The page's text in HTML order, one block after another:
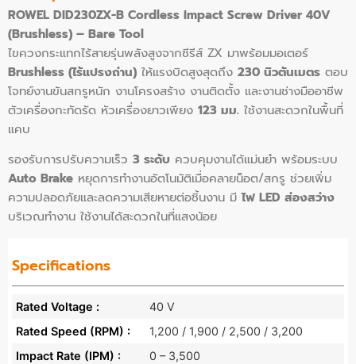
ROWEL DID230ZX-B Cordless Impact Screw Driver 40V
(Brushless) – Bare Tool
ไขควงกระแทกไร้สายรุ่นพลังสูงจากซีรีส์ ZX มาพร้อมมอเตอร์
Brushless (ไร้แปรงถ่าน) ให้แรงบิดสูงสุดถึง 230 นิวตันเมตร ตอบ
โจทย์งานขันสกรูหนัก งานโครงสร้าง งานติดตั้ง และงานช่างมืออาชีพ
ตัวเครื่องกะทัดรัด หัวเครื่องยาวเพียง 123 มม. ใช้งานสะดวกในพื้นที่
แคบ
รองรับการปรับความเร็ว 3 ระดับ ควบคุมงานได้แม่นยำ พร้อมระบบ
Auto Brake หยุดการทำงานอัตโนมัติเมื่อคลายน็อต/สกรู ช่วยเพิ่ม
ความปลอดภัยและลดความเสียหายต่อชิ้นงาน มีไฟ LED ส่องสว่าง
บริเวณทำงาน ใช้งานได้สะดวกในที่แสงน้อย
Specifications
Rated Voltage :
40 V
Rated Speed (RPM) :
1,200 / 1,900 / 2,500 / 3,200
Impact Rate (IPM) :
0 – 3,500